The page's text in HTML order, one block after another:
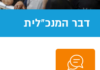
דבר המנכ"לית